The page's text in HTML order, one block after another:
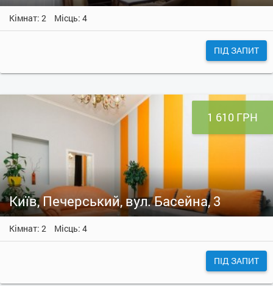
Кімнат: 2 Місць: 4
ПІД ЗАПИТ
1 610 ГРН
Київ, Печерський, вул. Басейна, 3
Кімнат: 2 Місць: 4
ПІД ЗАПИТ